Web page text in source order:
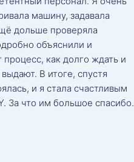
машину, задавала
дольше проверяла
объяснили и
процесс, как долго ждать и
В итоге, спустя
и я стала счастливым
За что им большое спасибо.